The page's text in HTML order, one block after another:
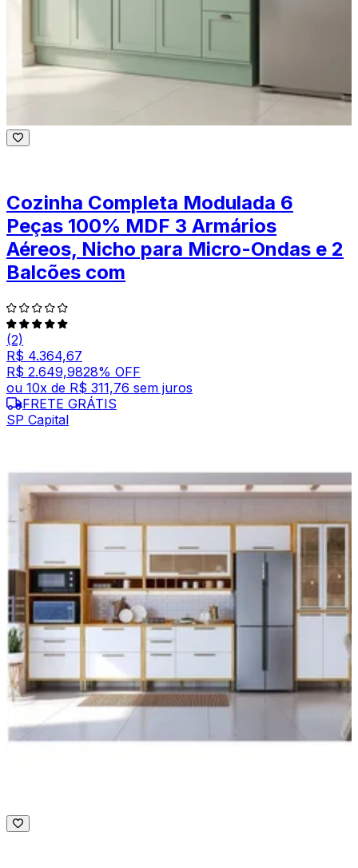
Cozinha Completa Modulada 6
Peças 100% MDF 3 Armários
Aéreos, Nicho para Micro-Ondas e 2
Balcões com
(2)
R$ 4.364,67
R$ 2.649,9828% OFF
ou 10x de R$ 311,76 sem juros
FRETE GRÁTIS
SP Capital